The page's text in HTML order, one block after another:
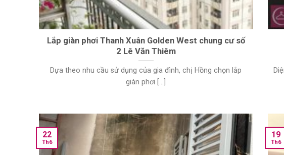
Lắp giàn phơi Thanh Xuân Golden West chung cư số
2 Lê Văn Thiêm
Dựa theo nhu cầu sử dụng của gia đình, chị Hồng chọn lắp
giàn phơi [...]
22
Th6
19
Th6